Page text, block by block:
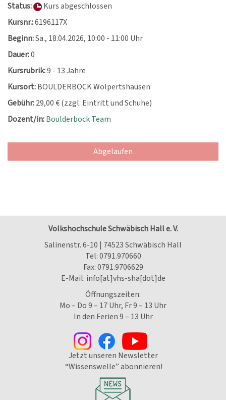
Status:
Kurs abgeschlossen
Kursnr.:6196117X
Beginn:Sa., 18.04.2026, 10:00 - 11:00 Uhr
Dauer:0
Kursrubrik:9 - 13 Jahre
Kursort:BOULDERBOCK Wolpertshausen
Gebühr:29,00 € (zzgl. Eintritt und Schuhe)
Dozent/in:Boulderbock Team
Abgelaufen
Volkshochschule Schwäbisch Hall e. V.
Salinenstr. 6-10 | 74523 Schwäbisch Hall
Tel:0791.970660
Fax: 0791.9706629
E-Mail: info[at]vhs-sha[dot]de
Öffnungszeiten:
Mo – Do 9 – 17 Uhr, Fr 9 – 13 Uhr
In den Ferien 9 – 13 Uhr
Jetzt unseren Newsletter
“Wissenswelle” abonnieren!